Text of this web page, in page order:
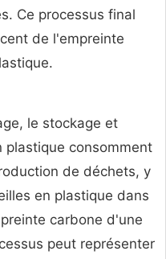
Ce processus final
de l'empreinte
le stockage et
plastique consomment
de déchets, y
en plastique dans
carbone d'une
peut représenter